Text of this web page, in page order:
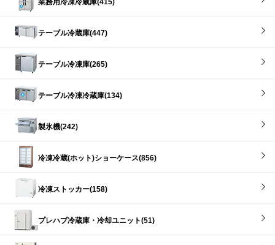
テーブル冷蔵庫(447)
テーブル冷凍庫(265)
テーブル冷凍冷蔵庫(134)
製氷機(242)
冷凍冷蔵(ホット)ショーケース(856)
冷凍ストッカー(158)
プレハブ冷蔵庫・冷却ユニット(51)